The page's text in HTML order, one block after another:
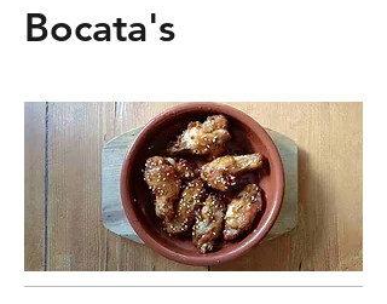
Bocata's